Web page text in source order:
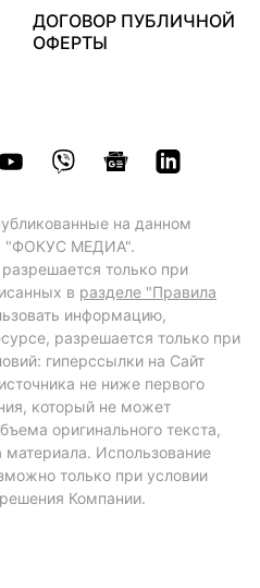
ДОГОВОР ПУБЛИЧНОЙ
ОФЕРТЫ
на данном
"ФОКУС МЕДИА".
только при
в разделе "Правила
информацию,
разрешается только при
гиперссылки на Сайт
не ниже первого
который не может
оригинального текста,
материала. Использование
только при условии
Компании.